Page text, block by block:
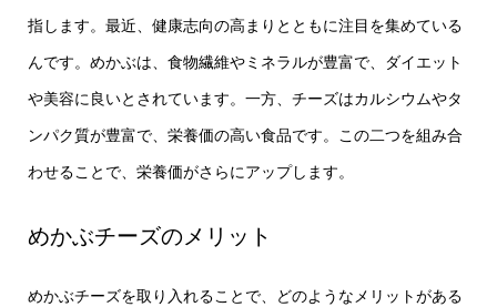
指します。最近、健康志向の高まりとともに注目を集めている
んです。めかぶは、食物繊維やミネラルが豊富で、ダイエット
や美容に良いとされています。一方、チーズはカルシウムやタ
ンパク質が豊富で、栄養価の高い食品です。この二つを組み合
わせることで、栄養価がさらにアップします。
めかぶチーズのメリット
めかぶチーズを取り入れることで、どのようなメリットがある